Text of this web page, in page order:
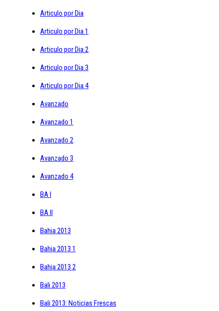
Articulo por Dia
Articulo por Dia 1
Articulo por Dia 2
Articulo por Dia 3
Articulo por Dia 4
Avanzado
Avanzado 1
Avanzado 2
Avanzado 3
Avanzado 4
BA I
BA II
Bahia 2013
Bahia 2013 1
Bahia 2013 2
Bali 2013
Bali 2013: Noticias Frescas